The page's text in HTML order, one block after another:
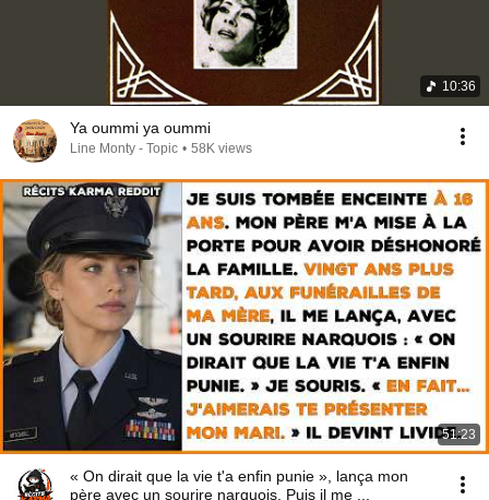
10:36
Ya oummi ya oummi
Line Monty - Topic • 58K views
51:23
« On dirait que la vie t'a enfin punie », lança mon
père avec un sourire narquois. Puis il me ...